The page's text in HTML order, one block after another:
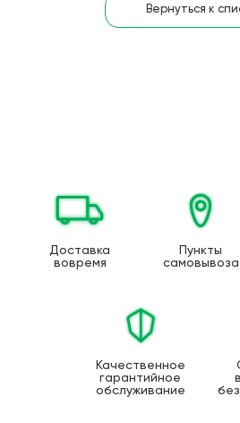
Вернуться к
Доставка
вовремя
Пункты
самовывоза
Качественное
гарантийное
обслуживание